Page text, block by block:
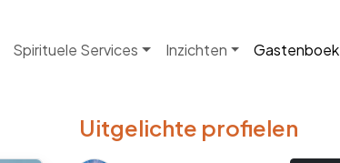
Spirituele Services Inzichten Gastenboek
Uitgelichte profielen